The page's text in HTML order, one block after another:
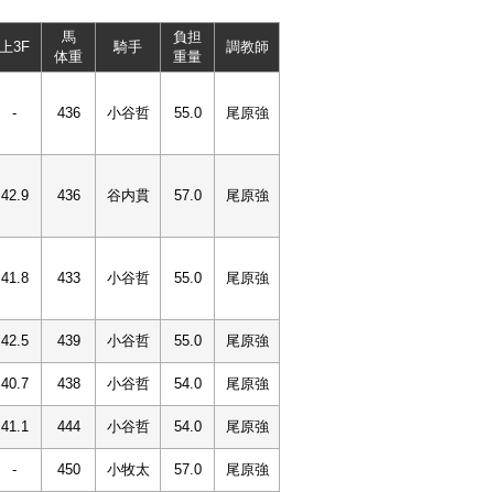
上3F
馬
体重
騎手
負担
重量
調教師
- 436 小谷哲 55.0 尾原強
42.9 436 谷内貫 57.0 尾原強
41.8 433 小谷哲 55.0 尾原強
42.5 439 小谷哲 55.0 尾原強
40.7 438 小谷哲 54.0 尾原強
41.1 444 小谷哲 54.0 尾原強
- 450 小牧太 57.0 尾原強